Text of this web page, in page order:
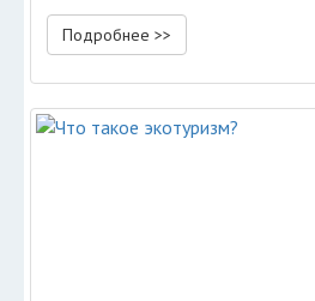
Подробнее >>